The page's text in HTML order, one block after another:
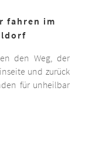
fahren im
den Weg, der
und zurück
für unheilbar